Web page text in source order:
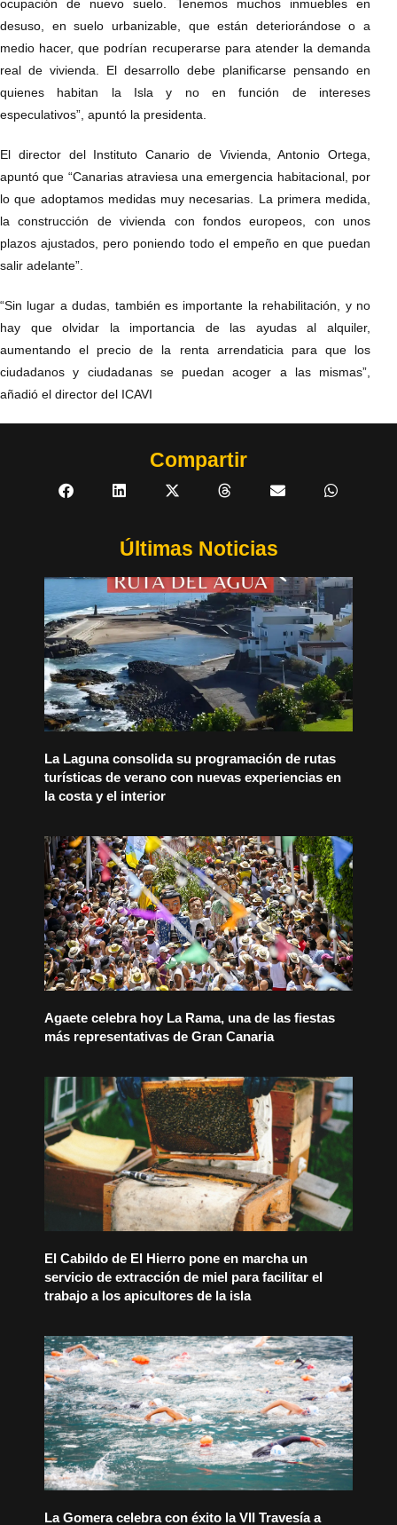
ocupación de nuevo suelo. Tenemos muchos inmuebles en
desuso, en suelo urbanizable, que están deteriorándose o a
medio hacer, que podrían recuperarse para atender la demanda
real de vivienda. El desarrollo debe planificarse pensando en
quienes habitan la Isla y no en función de intereses
especulativos”, apuntó la presidenta.
El director del Instituto Canario de Vivienda, Antonio Ortega,
apuntó que “Canarias atraviesa una emergencia habitacional, por
lo que adoptamos medidas muy necesarias. La primera medida,
la construcción de vivienda con fondos europeos, con unos
plazos ajustados, pero poniendo todo el empeño en que puedan
salir adelante”.
“Sin lugar a dudas, también es importante la rehabilitación, y no
hay que olvidar la importancia de las ayudas al alquiler,
aumentando el precio de la renta arrendaticia para que los
ciudadanos y ciudadanas se puedan acoger a las mismas”,
añadió el director del ICAVI
Compartir
Últimas Noticias
La Laguna consolida su programación de rutas
turísticas de verano con nuevas experiencias en
la costa y el interior
Agaete celebra hoy La Rama, una de las fiestas
más representativas de Gran Canaria
El Cabildo de El Hierro pone en marcha un
servicio de extracción de miel para facilitar el
trabajo a los apicultores de la isla
La Gomera celebra con éxito la VII Travesía a